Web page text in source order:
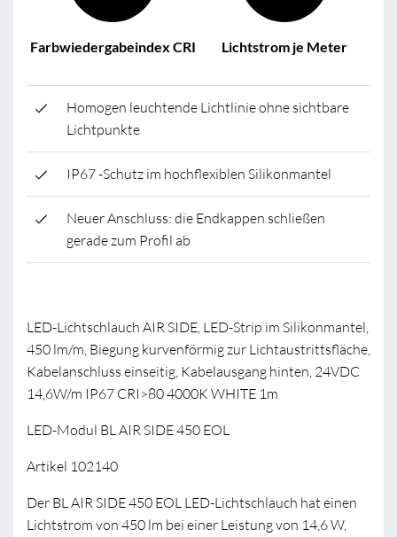
Farbwiedergabeindex CRI Lichtstrom je Meter
Homogen leuchtende Lichtlinie ohne sichtbare
Lichtpunkte
IP67 -Schutz im hochflexiblen Silikonmantel
Neuer Anschluss: die Endkappen schließen
gerade zum Profil ab
LED-Lichtschlauch AIR SIDE, LED-Strip im Silikonmantel,
450 lm/m, Biegung kurvenförmig zur Lichtaustrittsfläche,
Kabelanschluss einseitig, Kabelausgang hinten, 24VDC
14,6W/m IP67 CRI>80 4000K WHITE 1m
LED-Modul BL AIR SIDE 450 EOL
Artikel 102140
Der BL AIR SIDE 450 EOL LED-Lichtschlauch hat einen
Lichtstrom von 450 lm bei einer Leistung von 14,6 W,